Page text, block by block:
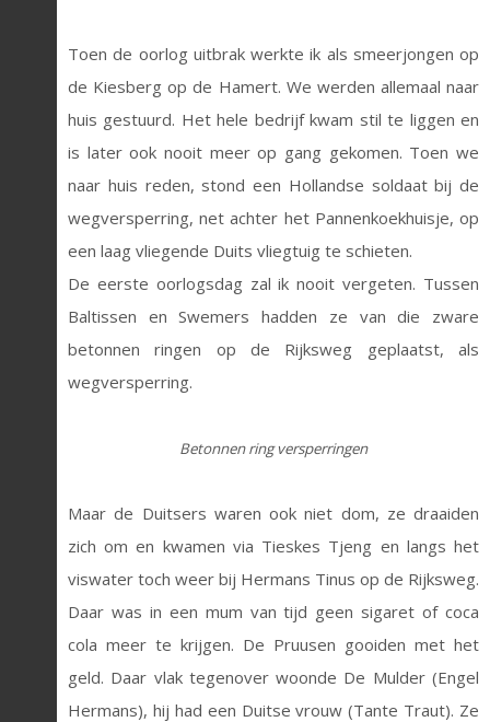
Toen de oorlog uitbrak werkte ik als smeerjongen op
de Kiesberg op de Hamert. We werden allemaal naar
huis gestuurd. Het hele bedrijf kwam stil te liggen en
is later ook nooit meer op gang gekomen. Toen we
naar huis reden, stond een Hollandse soldaat bij de
wegversperring, net achter het Pannenkoekhuisje, op
een laag vliegende Duits vliegtuig te schieten.
De eerste oorlogsdag zal ik nooit vergeten. Tussen
Baltissen en Swemers hadden ze van die zware
betonnen ringen op de Rijksweg geplaatst, als
wegversperring.
Betonnen ring versperringen
Maar de Duitsers waren ook niet dom, ze draaiden
zich om en kwamen via Tieskes Tjeng en langs het
viswater toch weer bij Hermans Tinus op de Rijksweg.
Daar was in een mum van tijd geen sigaret of coca
cola meer te krijgen. De Pruusen gooiden met het
geld. Daar vlak tegenover woonde De Mulder (Engel
Hermans), hij had een Duitse vrouw (Tante Traut). Ze